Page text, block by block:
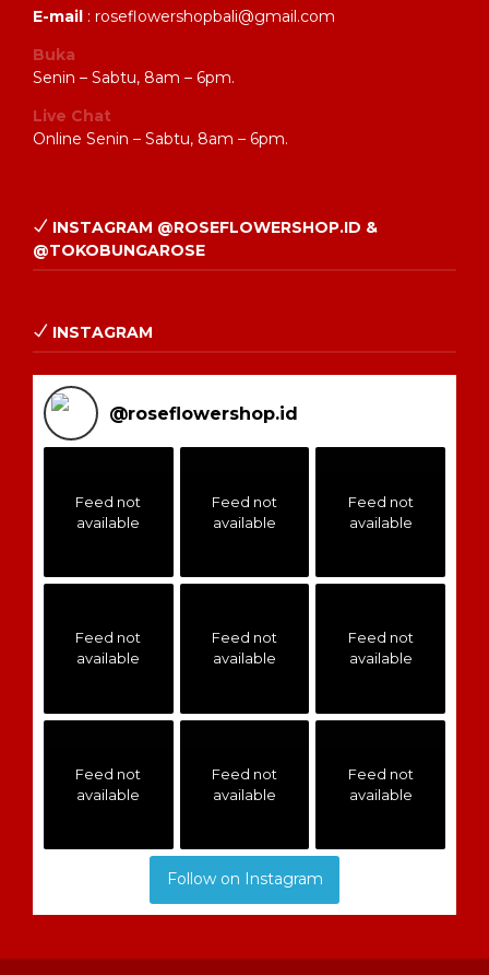
E-mail : roseflowershopbali@gmail.com
Buka
Senin – Sabtu, 8am – 6pm.
Live Chat
Online Senin – Sabtu, 8am – 6pm.
INSTAGRAM @ROSEFLOWERSHOP.ID &
@TOKOBUNGAROSE
INSTAGRAM
@roseflowershop.id
Feed not
available
Feed not
available
Feed not
available
Feed not
available
Feed not
available
Feed not
available
Feed not
available
Feed not
available
Feed not
available
Follow on Instagram